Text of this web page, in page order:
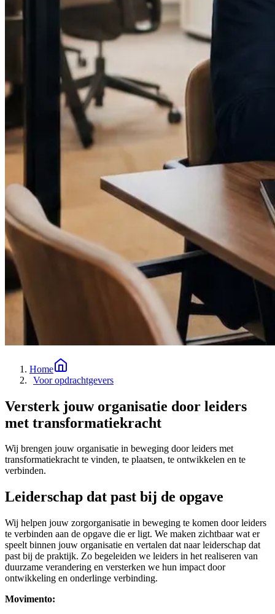
Home
Voor opdrachtgevers
Versterk jouw organisatie door leiders
met transformatiekracht
Wij brengen jouw organisatie in beweging door leiders met
transformatiekracht te vinden, te plaatsen, te ontwikkelen en te
verbinden.
Leiderschap dat past bij de opgave
Wij helpen jouw zorgorganisatie in beweging te komen door leiders
te verbinden aan de opgave die er ligt. We maken zichtbaar wat er
speelt binnen jouw organisatie en vertalen dat naar leiderschap dat
past bij de praktijk. Zo begeleiden we leiders in het realiseren van
duurzame verandering en versterken we hun impact door
ontwikkeling en onderlinge verbinding.
Movimento: